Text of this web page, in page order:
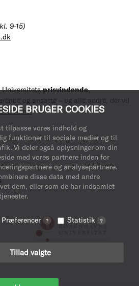
BRUGER COOKIES
tilpasse vores indhold og
funktioner til sociale medier og til
Vi deler også oplysninger om din
med vores partnere inden for
og analysepartnere.
disse data med andre
dem, eller som de har indsamlet
Præferencer ? Statistik ?
Tillad valgte
9-15)
Universitetsprisvindende,
og ansatte – og alle andre, der vil
her.